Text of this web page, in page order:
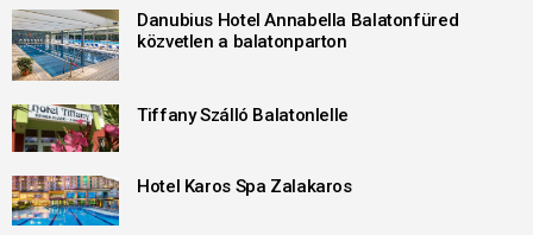
Danubius Hotel Annabella Balatonfüred
közvetlen a balatonparton
Tiffany Szálló Balatonlelle
Hotel Karos Spa Zalakaros